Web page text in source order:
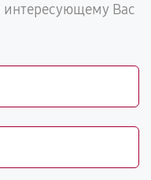
интересующему Вас